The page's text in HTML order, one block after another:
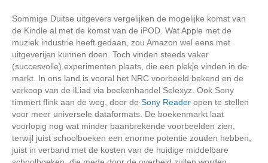
Sommige Duitse uitgevers vergelijken de mogelijke komst van
de Kindle al met de komst van de iPOD. Wat Apple met de
muziek industrie heeft gedaan, zou Amazon wel eens met
uitgeverijen kunnen doen. Toch vinden steeds vaker
(succesvolle) experimenten plaats, die een plekje vinden in de
markt. In ons land is vooral het NRC voorbeeld bekend en de
verkoop van de iLiad via boekenhandel Selexyz. Ook Sony
timmert flink aan de weg, door de Sony Reader open te stellen
voor meer universele dataformats. De boekenmarkt laat
voorlopig nog wat minder baanbrekende voorbeelden zien,
terwijl juist schoolboeken een enorme potentie zouden hebben,
juist in verband met de kosten van de huidige middelbare